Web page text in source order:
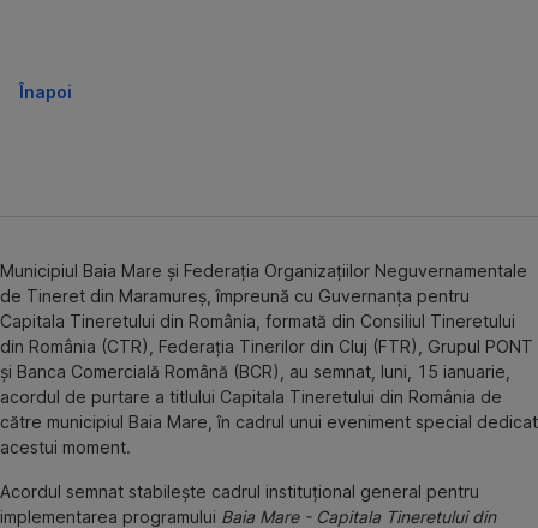
Înapoi
Municipiul Baia Mare și Federația Organizațiilor Neguvernamentale
de Tineret din Maramureș, împreună cu Guvernanța pentru
Capitala Tineretului din România, formată din Consiliul Tineretului
din România (CTR), Federația Tinerilor din Cluj (FTR), Grupul PONT
și Banca Comercială Română (BCR), au semnat, luni, 15 ianuarie,
acordul de purtare a titlului Capitala Tineretului din România de
către municipiul Baia Mare, în cadrul unui eveniment special dedicat
acestui moment.
Acordul semnat stabilește cadrul instituțional general pentru
implementarea programului Baia Mare - Capitala Tineretului din